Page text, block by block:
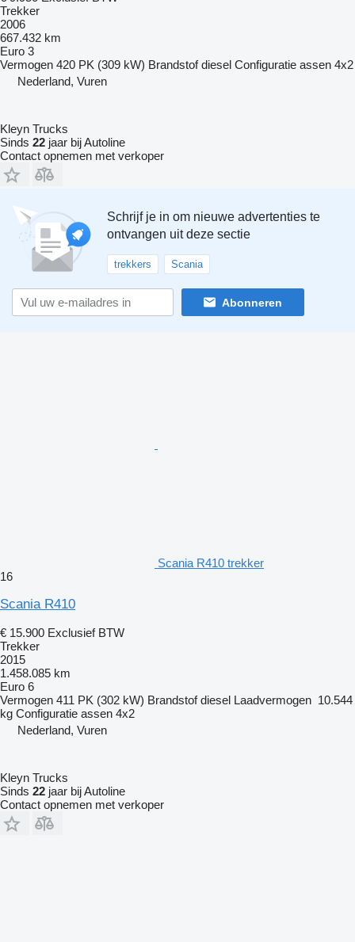
Trekker
2006
667.432 km
Euro 3
Vermogen 420 PK (309 kW) Brandstof diesel Configuratie assen 4x2
Nederland, Vuren
Kleyn Trucks
Sinds 22 jaar bij Autoline
Contact opnemen met verkoper
Schrijf je in om nieuwe advertenties te
ontvangen uit deze sectie
trekkers Scania
Abonneren
Scania R410 trekker
16
Scania R410
€ 15.900 Exclusief BTW
Trekker
2015
1.458.085 km
Euro 6
Vermogen 411 PK (302 kW) Brandstof diesel Laadvermogen 10.544
kg Configuratie assen 4x2
Nederland, Vuren
Kleyn Trucks
Sinds 22 jaar bij Autoline
Contact opnemen met verkoper